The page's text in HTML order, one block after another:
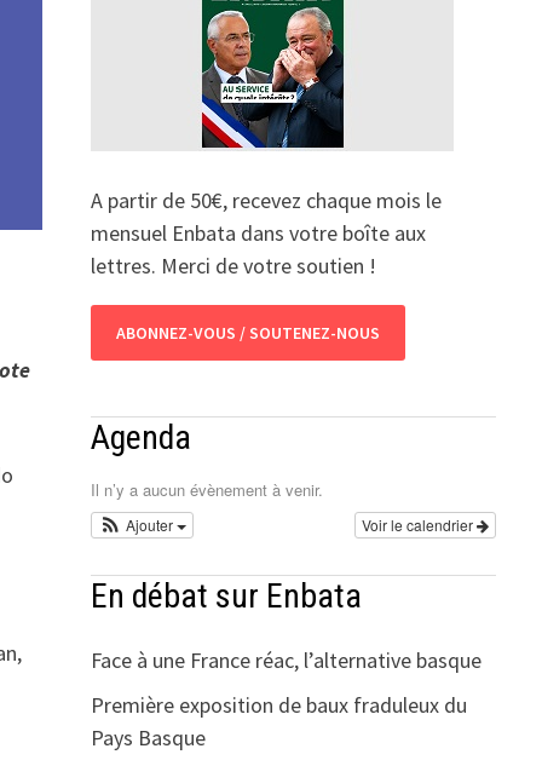
A partir de 50€, recevez chaque mois le
mensuel Enbata dans votre boîte aux
lettres. Merci de votre soutien !
ABONNEZ-VOUS / SOUTENEZ-NOUS
Agenda
Il n’y a aucun évènement à venir.
Voir le calendrier
Ajouter
En débat sur Enbata
Face à une France réac, l’alternative basque
Première exposition de baux fraduleux du
Pays Basque